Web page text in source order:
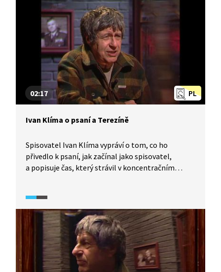
PL
02:17
Ivan Klíma o psaní a Terezíně
Spisovatel Ivan Klíma vypráví o tom, co ho
přivedlo k psaní, jak začínal jako spisovatel,
a popisuje čas, který strávil v koncentračním